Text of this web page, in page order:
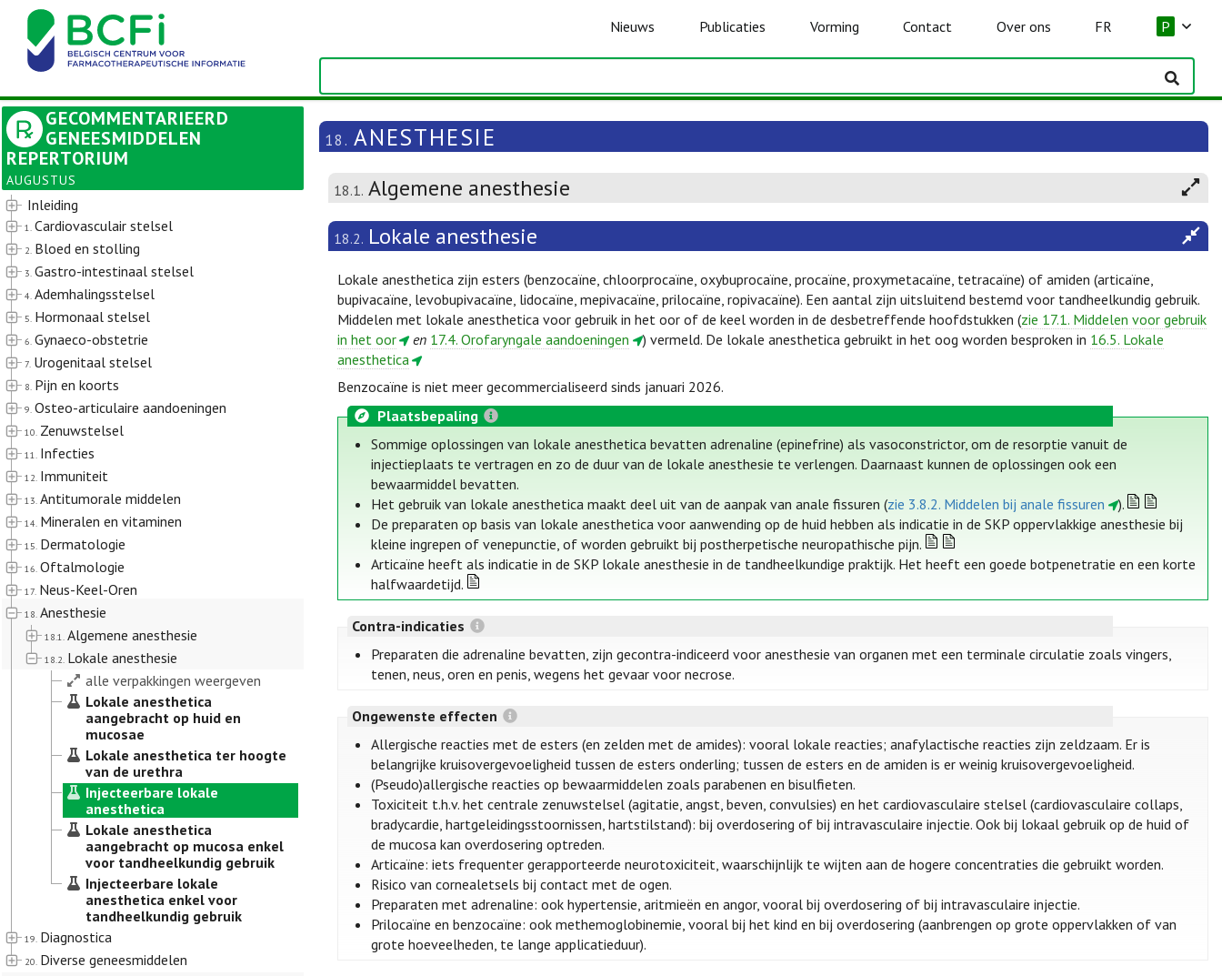
Nieuws Publicaties Vorming Contact Over ons FR P
GECOMMENTARIEERD
GENEESMIDDELEN
REPERTORIUM
AUGUSTUS
Inleiding
1. Cardiovasculair stelsel
2. Bloed en stolling
3. Gastro-intestinaal stelsel
4. Ademhalingsstelsel
5. Hormonaal stelsel
6. Gynaeco-obstetrie
7. Urogenitaal stelsel
8. Pijn en koorts
9. Osteo-articulaire aandoeningen
10. Zenuwstelsel
11. Infecties
12. Immuniteit
13. Antitumorale middelen
14. Mineralen en vitaminen
15. Dermatologie
16. Oftalmologie
17. Neus-Keel-Oren
18. Anesthesie
18.1. Algemene anesthesie
18.2. Lokale anesthesie
alle verpakkingen weergeven
Lokale anesthetica
aangebracht op huid en
mucosae
Lokale anesthetica ter hoogte
van de urethra
Injecteerbare lokale
anesthetica
Lokale anesthetica
aangebracht op mucosa enkel
voor tandheelkundig gebruik
Injecteerbare lokale
anesthetica enkel voor
tandheelkundig gebruik
19. Diagnostica
20. Diverse geneesmiddelen
18. ANESTHESIE
18.1. Algemene anesthesie
18.2. Lokale anesthesie
Lokale anesthetica zijn esters (benzocaïne, chloorprocaïne, oxybuprocaïne, procaïne, proxymetacaïne, tetracaïne) of amiden (articaïne,
bupivacaïne, levobupivacaïne, lidocaïne, mepivacaïne, prilocaïne, ropivacaïne). Een aantal zijn uitsluitend bestemd voor tandheelkundig gebruik.
Middelen met lokale anesthetica voor gebruik in het oor of de keel worden in de desbetreffende hoofdstukken (zie 17.1. Middelen voor gebruik
in het oor
en 17.4. Orofaryngale aandoeningen ) vermeld. De lokale anesthetica gebruikt in het oog worden besproken in 16.5. Lokale
anesthetica
Benzocaïne is niet meer gecommercialiseerd sinds januari 2026.
Plaatsbepaling
Sommige oplossingen van lokale anesthetica bevatten adrenaline (epinefrine) als vasoconstrictor, om de resorptie vanuit de
injectieplaats te vertragen en zo de duur van de lokale anesthesie te verlengen. Daarnaast kunnen de oplossingen ook een
bewaarmiddel bevatten.
Het gebruik van lokale anesthetica maakt deel uit van de aanpak van anale fissuren (zie 3.8.2. Middelen bij anale fissuren
).
De preparaten op basis van lokale anesthetica voor aanwending op de huid hebben als indicatie in de SKP oppervlakkige anesthesie bij
kleine ingrepen of venepunctie, of worden gebruikt bij postherpetische neuropathische pijn.
Articaïne heeft als indicatie in de SKP lokale anesthesie in de tandheelkundige praktijk. Het heeft een goede botpenetratie en een korte
halfwaardetijd.
Contra-indicaties
Preparaten die adrenaline bevatten, zijn gecontra-indiceerd voor anesthesie van organen met een terminale circulatie zoals vingers,
tenen, neus, oren en penis, wegens het gevaar voor necrose.
Ongewenste effecten
Allergische reacties met de esters (en zelden met de amides): vooral lokale reacties; anafylactische reacties zijn zeldzaam. Er is
belangrijke kruisovergevoeligheid tussen de esters onderling; tussen de esters en de amiden is er weinig kruisovergevoeligheid.
(Pseudo)allergische reacties op bewaarmiddelen zoals parabenen en bisulfieten.
Toxiciteit t.h.v. het centrale zenuwstelsel (agitatie, angst, beven, convulsies) en het cardiovasculaire stelsel (cardiovasculaire collaps,
bradycardie, hartgeleidingsstoornissen, hartstilstand): bij overdosering of bij intravasculaire injectie. Ook bij lokaal gebruik op de huid of
de mucosa kan overdosering optreden.
Articaïne: iets frequenter gerapporteerde neurotoxiciteit, waarschijnlijk te wijten aan de hogere concentraties die gebruikt worden.
Risico van cornealetsels bij contact met de ogen.
Preparaten met adrenaline: ook hypertensie, aritmieën en angor, vooral bij overdosering of bij intravasculaire injectie.
Prilocaïne en benzocaïne: ook methemoglobinemie, vooral bij het kind en bij overdosering (aanbrengen op grote oppervlakken of van
grote hoeveelheden, te lange applicatieduur).